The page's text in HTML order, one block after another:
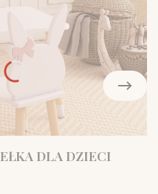
DLA DZIECI